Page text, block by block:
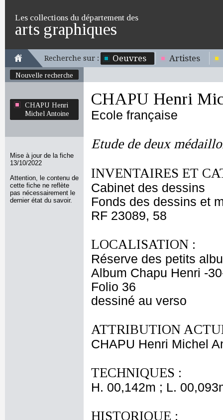
Les collections du département des
arts graphiques
Recherche sur : Oeuvres Artistes
Nouvelle recherche
CHAPU Henri
Michel Antoine
Mise à jour de la fiche
13/10/2022
Attention, le contenu de
cette fiche ne reflète
pas nécessairement le
dernier état du savoir.
CHAPU Henri
Ecole française
Etude de deux
INVENTAIRES ET
Cabinet des dessins
Fonds des dessins et
RF 23089, 58
LOCALISATION :
Réserve des petits
Album Chapu Henri -
Folio 36
dessiné au verso
ATTRIBUTION
CHAPU Henri Michel
TECHNIQUES :
H. 00,142m ; L.
HISTORIQUE :